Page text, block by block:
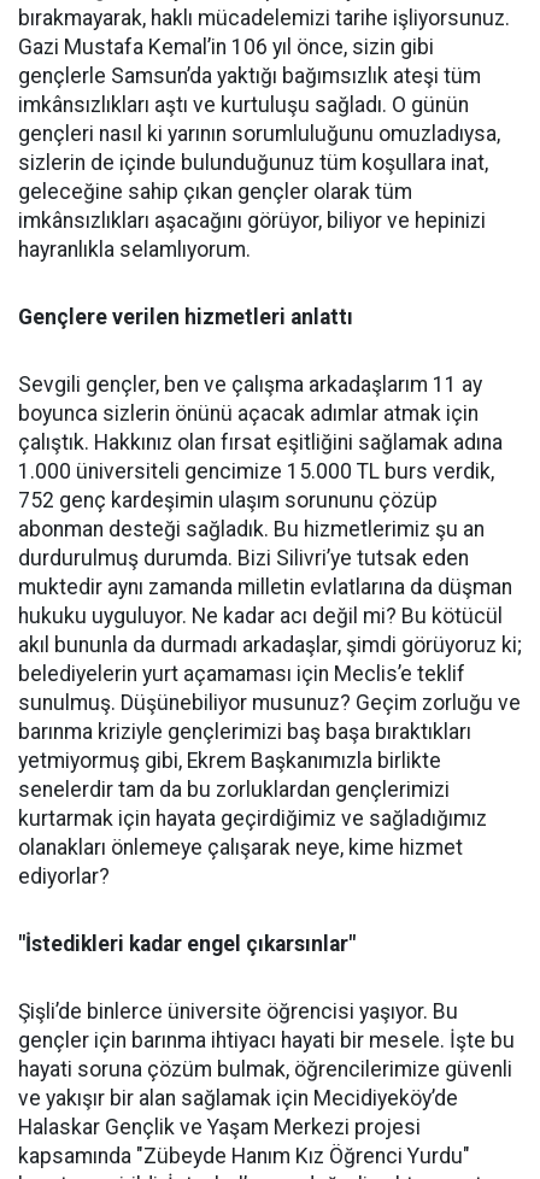
bırakmayarak, haklı mücadelemizi tarihe işliyorsunuz.
Gazi Mustafa Kemal’in 106 yıl önce, sizin gibi
gençlerle Samsun’da yaktığı bağımsızlık ateşi tüm
imkânsızlıkları aştı ve kurtuluşu sağladı. O günün
gençleri nasıl ki yarının sorumluluğunu omuzladıysa,
sizlerin de içinde bulunduğunuz tüm koşullara inat,
geleceğine sahip çıkan gençler olarak tüm
imkânsızlıkları aşacağını görüyor, biliyor ve hepinizi
hayranlıkla selamlıyorum.
Gençlere verilen hizmetleri anlattı
Sevgili gençler, ben ve çalışma arkadaşlarım 11 ay
boyunca sizlerin önünü açacak adımlar atmak için
çalıştık. Hakkınız olan fırsat eşitliğini sağlamak adına
1.000 üniversiteli gencimize 15.000 TL burs verdik,
752 genç kardeşimin ulaşım sorununu çözüp
abonman desteği sağladık. Bu hizmetlerimiz şu an
durdurulmuş durumda. Bizi Silivri’ye tutsak eden
muktedir aynı zamanda milletin evlatlarına da düşman
hukuku uyguluyor. Ne kadar acı değil mi? Bu kötücül
akıl bununla da durmadı arkadaşlar, şimdi görüyoruz ki;
belediyelerin yurt açamaması için Meclis’e teklif
sunulmuş. Düşünebiliyor musunuz? Geçim zorluğu ve
barınma kriziyle gençlerimizi baş başa bıraktıkları
yetmiyormuş gibi, Ekrem Başkanımızla birlikte
senelerdir tam da bu zorluklardan gençlerimizi
kurtarmak için hayata geçirdiğimiz ve sağladığımız
olanakları önlemeye çalışarak neye, kime hizmet
ediyorlar?
"İstedikleri kadar engel çıkarsınlar"
Şişli’de binlerce üniversite öğrencisi yaşıyor. Bu
gençler için barınma ihtiyacı hayati bir mesele. İşte bu
hayati soruna çözüm bulmak, öğrencilerimize güvenli
ve yakışır bir alan sağlamak için Mecidiyeköy’de
Halaskar Gençlik ve Yaşam Merkezi projesi
kapsamında "Zübeyde Hanım Kız Öğrenci Yurdu"